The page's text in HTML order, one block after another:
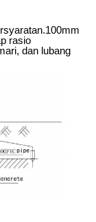
rasio
dan lubang